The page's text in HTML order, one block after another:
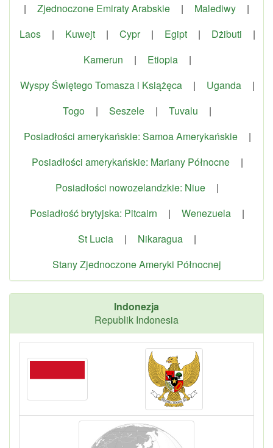
|
Zjednoczone Emiraty Arabskie | Malediwy
|
Laos
| Kuwejt | Cypr | Egipt | Dżibuti
|
Kamerun
| Etiopia
|
Wyspy Świętego Tomasza i Książęca
| Uganda
|
Togo
| Seszele | Tuvalu
|
Posiadłości amerykańskie: Samoa Amerykańskie
|
Posiadłości amerykańskie: Mariany Północne
|
Posiadłości nowozelandzkie: Niue
|
Posiadłość brytyjska: Pitcairn
| Wenezuela
|
St Lucia
| Nikaragua
|
Stany Zjednoczone Ameryki Północnej
Indonezja
Republik Indonesia